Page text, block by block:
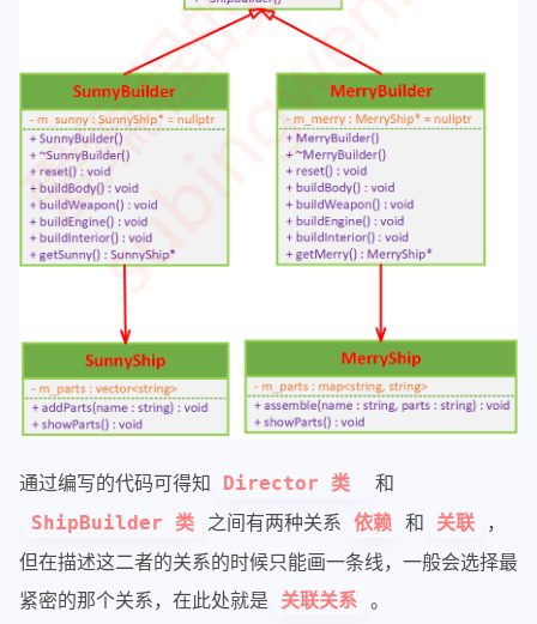
通过编写的代码可得知 Director 类 和
ShipBuilder 类 之间有两种关系 依赖 和 关联
，
但在描述这二者的关系的时候只能画一条线，一般会选择最
紧密的那个关系，在此处就是
关联关系 。